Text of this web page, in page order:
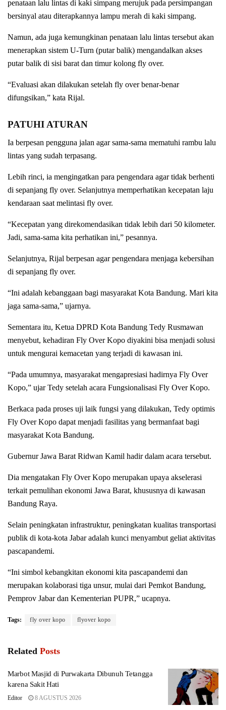
penataan lalu lintas di kaki simpang merujuk pada persimpangan
bersinyal atau diterapkannya lampu merah di kaki simpang.
Namun, ada juga kemungkinan penataan lalu lintas tersebut akan
menerapkan sistem U-Turn (putar balik) mengandalkan akses
putar balik di sisi barat dan timur kolong fly over.
“Evaluasi akan dilakukan setelah fly over benar-benar
difungsikan,” kata Rijal.
PATUHI ATURAN
Ia berpesan pengguna jalan agar sama-sama mematuhi rambu lalu
lintas yang sudah terpasang.
Lebih rinci, ia mengingatkan para pengendara agar tidak berhenti
di sepanjang fly over. Selanjutnya memperhatikan kecepatan laju
kendaraan saat melintasi fly over.
“Kecepatan yang direkomendasikan tidak lebih dari 50 kilometer.
Jadi, sama-sama kita perhatikan ini,” pesannya.
Selanjutnya, Rijal berpesan agar pengendara menjaga kebersihan
di sepanjang fly over.
“Ini adalah kebanggaan bagi masyarakat Kota Bandung. Mari kita
jaga sama-sama,” ujarnya.
Sementara itu, Ketua DPRD Kota Bandung Tedy Rusmawan
menyebut, kehadiran Fly Over Kopo diyakini bisa menjadi solusi
untuk mengurai kemacetan yang terjadi di kawasan ini.
“Pada umumnya, masyarakat mengapresiasi hadirnya Fly Over
Kopo,” ujar Tedy setelah acara Fungsionalisasi Fly Over Kopo.
Berkaca pada proses uji laik fungsi yang dilakukan, Tedy optimis
Fly Over Kopo dapat menjadi fasilitas yang bermanfaat bagi
masyarakat Kota Bandung.
Gubernur Jawa Barat Ridwan Kamil hadir dalam acara tersebut.
Dia mengatakan Fly Over Kopo merupakan upaya akselerasi
terkait pemulihan ekonomi Jawa Barat, khususnya di kawasan
Bandung Raya.
Selain peningkatan infrastruktur, peningkatan kualitas transportasi
publik di kota-kota Jabar adalah kunci menyambut geliat aktivitas
pascapandemi.
“Ini simbol kebangkitan ekonomi kita pascapandemi dan
merupakan kolaborasi tiga unsur, mulai dari Pemkot Bandung,
Pemprov Jabar dan Kementerian PUPR,” ucapnya.
Tags: fly over kopo flyover kopo
Related Posts
Marbot Masjid di Purwakarta Dibunuh Tetangga
karena Sakit Hati
Editor 8 AGUSTUS 2026